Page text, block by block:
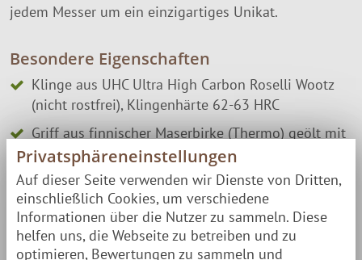
jedem Messer um ein einzigartiges Unikat.
Besondere Eigenschaften
Klinge aus UHC Ultra High Carbon Roselli Wootz
(nicht rostfrei), Klingenhärte 62-63 HRC
Griff aus finnischer Maserbirke (Thermo) geölt mit
Leinsamenöl
inkl. hochwertiger Messer-Halter aus Birke (mit
Leinsamenöl behandelt)
Eckdaten
Privatsphäreneinstellungen
Auf dieser Seite verwenden wir Dienste von Dritten,
einschließlich Cookies, um verschiedene
Informationen über die Nutzer zu sammeln. Diese
helfen uns, die Webseite zu betreiben und zu
optimieren, Bewertungen zu sammeln und